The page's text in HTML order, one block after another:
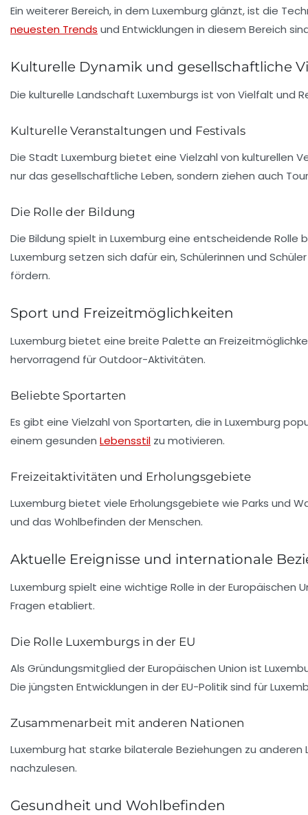
Ein weiterer Bereich, in dem Luxemburg glänzt, ist die
neuesten Trends und Entwicklungen in diesem Bereich
Kulturelle Dynamik und gesellschaftliche
Die kulturelle Landschaft Luxemburgs ist von Vielfalt
Kulturelle Veranstaltungen und Festivals
Die Stadt Luxemburg bietet eine Vielzahl von kulturellen
nur das gesellschaftliche Leben, sondern ziehen auch
Die Rolle der Bildung
Die Bildung spielt in Luxemburg eine entscheidende
Luxemburg setzen sich dafür ein, Schülerinnen und
fördern.
Sport und Freizeitmöglichkeiten
Luxemburg bietet eine breite Palette an
hervorragend für Outdoor-Aktivitäten.
Beliebte Sportarten
Es gibt eine Vielzahl von Sportarten, die in Luxemburg
einem gesunden Lebensstil zu motivieren.
Freizeitaktivitäten und Erholungsgebiete
Luxemburg bietet viele Erholungsgebiete wie Parks und
und das Wohlbefinden der Menschen.
Aktuelle Ereignisse und internationale
Luxemburg spielt eine wichtige Rolle in der
Fragen etabliert.
Die Rolle Luxemburgs in der EU
Als Gründungsmitglied derEuropäischen Union ist
Die jüngsten Entwicklungen in der EU-Politik sind für
Zusammenarbeit mit anderen Nationen
Luxemburg hat starke bilaterale Beziehungen zu anderen
nachzulesen.
Gesundheit und Wohlbefinden